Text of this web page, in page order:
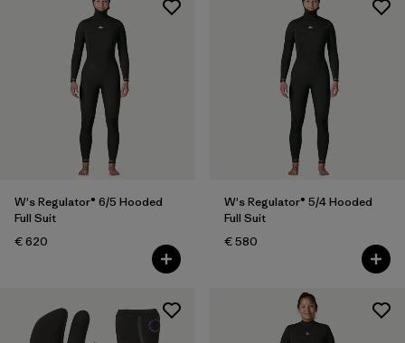
W's Regulator® 6/5 Hooded
Full Suit
€ 620
W's Regulator® 5/4 Hooded
Full Suit
€ 580